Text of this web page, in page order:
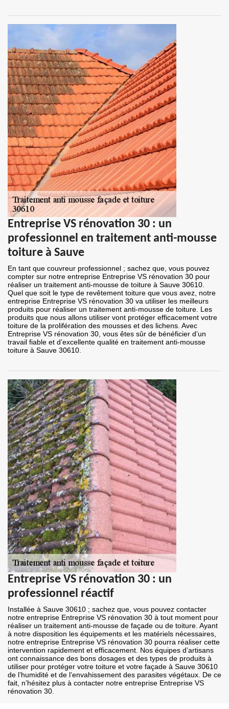
Entreprise VS rénovation 30 : un
professionnel en traitement anti-mousse
toiture à Sauve
En tant que couvreur professionnel ; sachez que, vous pouvez
compter sur notre entreprise Entreprise VS rénovation 30 pour
réaliser un traitement anti-mousse de toiture à Sauve 30610.
Quel que soit le type de revêtement toiture que vous avez, notre
entreprise Entreprise VS rénovation 30 va utiliser les meilleurs
produits pour réaliser un traitement anti-mousse de toiture. Les
produits que nous allons utiliser vont protéger efficacement votre
toiture de la prolifération des mousses et des lichens. Avec
Entreprise VS rénovation 30, vous êtes sûr de bénéficier d’un
travail fiable et d’excellente qualité en traitement anti-mousse
toiture à Sauve 30610.
Entreprise VS rénovation 30 : un
professionnel réactif
Installée à Sauve 30610 ; sachez que, vous pouvez contacter
notre entreprise Entreprise VS rénovation 30 à tout moment pour
réaliser un traitement anti-mousse de façade ou de toiture. Ayant
à notre disposition les équipements et les matériels nécessaires,
notre entreprise Entreprise VS rénovation 30 pourra réaliser cette
intervention rapidement et efficacement. Nos équipes d’artisans
ont connaissance des bons dosages et des types de produits à
utiliser pour protéger votre toiture et votre façade à Sauve 30610
de l’humidité et de l’envahissement des parasites végétaux. De ce
fait, n’hésitez plus à contacter notre entreprise Entreprise VS
rénovation 30.